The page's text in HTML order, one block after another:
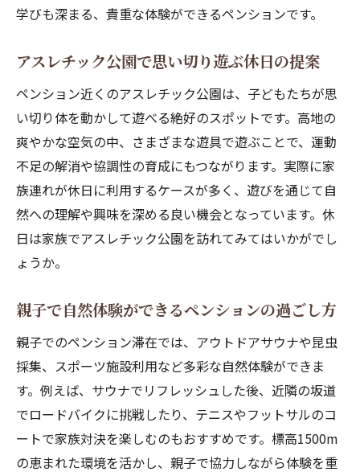
学びも深まる、貴重な体験ができるペンションです。
アスレチック公園で思い切り遊ぶ休日の提案
ペンション近くのアスレチック公園は、子どもたちが思
い切り体を動かして遊べる絶好のスポットです。高地の
爽やかな空気の中、さまざまな遊具で遊ぶことで、運動
不足の解消や協調性の育成にもつながります。実際に家
族連れが休日に利用するケースが多く、遊びを通じて自
然への理解や興味を深める良い機会となっています。休
日は家族でアスレチック公園を訪れてみてはいかがでし
ょうか。
親子で自然体験ができるペンションの過ごし方
親子でのペンション滞在では、アウトドアサウナや昆虫
採集、スポーツ施設利用など多彩な自然体験ができま
す。例えば、サウナでリフレッシュした後、近隣の坂道
でロードバイクに挑戦したり、テニスやフットサルのコ
ートで家族対決を楽しむのもおすすめです。標高1500m
の恵まれた環境を活かし、親子で協力しながら体験を重